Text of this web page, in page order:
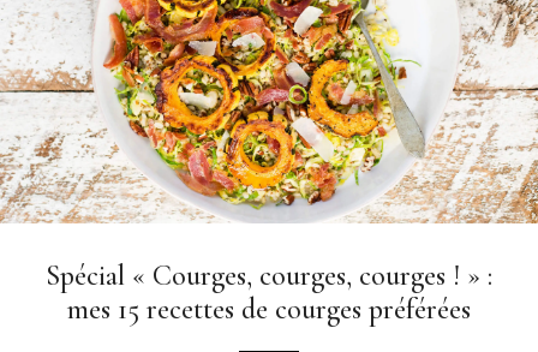
Spécial « Courges, courges, courges ! » :
mes 15 recettes de courges préférées